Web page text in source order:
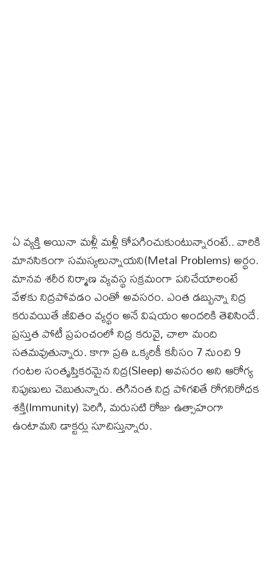
ఏ వ్యక్తి అయినా మళ్లీ మళ్లీ కోపగించుకుంటున్నారంటే.. వారికి
మానసికంగా సమస్యలున్నాయని(Metal Problems) అర్థం.
మానవ శరీర నిర్మాణ వ్యవస్థ సక్రమంగా పనిచేయాలంటే
వేళకు నిద్రపోవడం ఎంతో అవసరం. ఎంత డబ్బున్నా నిద్ర
కరువయితే జీవితం వ్యర్థం అనే విషయం అందరికి తెలిసిందే.
ప్రస్తుత పోటీ ప్రపంచంలో నిద్ర కరువై, చాలా మంది
సతమవుతున్నారు. కాగా ప్రతి ఒక్కరికీ కనీసం 7 నుంచి 9
గంటల సంతృప్తికరమైన నిద్ర(Sleep) అవసరం అని ఆరోగ్య
నిపుణులు చెబుతున్నారు. తగినంత నిద్ర పోగలితే రోగనిరోధక
శక్తి(Immunity) పెరిగి, మరుసటి రోజు ఉత్సాహంగా
ఉంటామని డాక్టర్లు సూచిస్తున్నారు.